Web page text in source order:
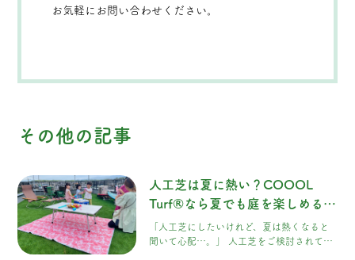
お気軽にお問い合わせください。
その他の記事
人工芝は夏に熱い？COOOL
Turf®なら夏でも庭を楽しめる理
由
「人工芝にしたいけれど、夏は熱くなると
聞いて心配…。」 人工芝をご検討されてい